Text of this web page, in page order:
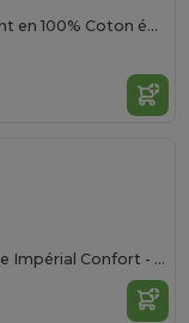
T-shirt Homme Résistant en 100% Coton épais de Haute Qualité
T-shirt Col Rond Homme Impérial Confort - qualité supérieure - coton semi-peigné